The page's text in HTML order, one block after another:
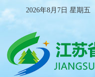
2026年8月7日 星期五